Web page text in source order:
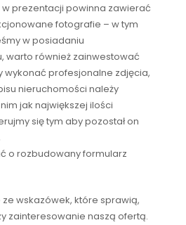
prezentacji powinna zawierać
fotografie – w tym
w posiadaniu
warto również zainwestować
wykonać profesjonalne zdjęcia,
nieruchomości należy
jak największej ilości
się tym aby pozostał on
o rozbudowany formularz
wskazówek, które sprawią,
zainteresowanie naszą ofertą.